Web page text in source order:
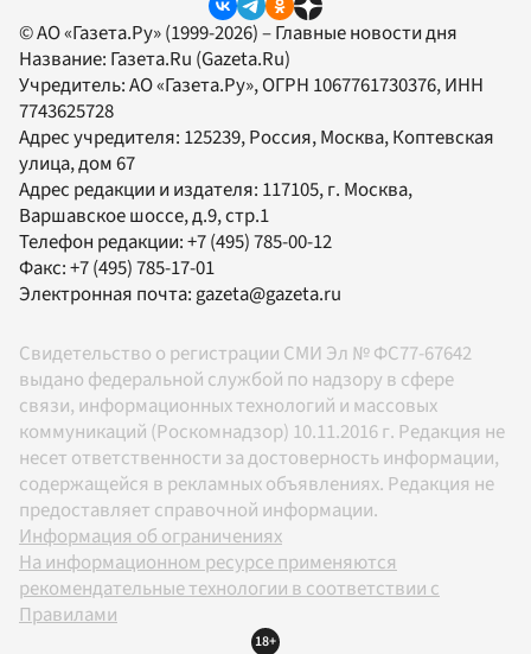
© АО «Газета.Ру» (1999-2026) – Главные новости дня
Название: Газета.Ru (Gazeta.Ru)
Учредитель:АО «Газета.Ру», ОГРН 1067761730376, ИНН
7743625728
Адрес учредителя: 125239, Россия, Москва, Коптевская
улица, дом 67
Адрес редакции и издателя: 117105, г. Москва,
Варшавское шоссе, д.9, стр.1
Телефон редакции:+7 (495) 785-00-12
Факс:+7 (495) 785-17-01
Электронная почта: gazeta@gazeta.ru
Свидетельство о регистрации СМИ Эл № ФС77-67642
выдано федеральной службой по надзору в сфере
связи, информационных технологий и массовых
коммуникаций (Роскомнадзор) 10.11.2016 г. Редакция не
несет ответственности за достоверность информации,
содержащейся в рекламных объявлениях. Редакция не
предоставляет справочной информации.
Информация об ограничениях
На информационном ресурсе применяются
рекомендательные технологии в соответствии с
Правилами
18+